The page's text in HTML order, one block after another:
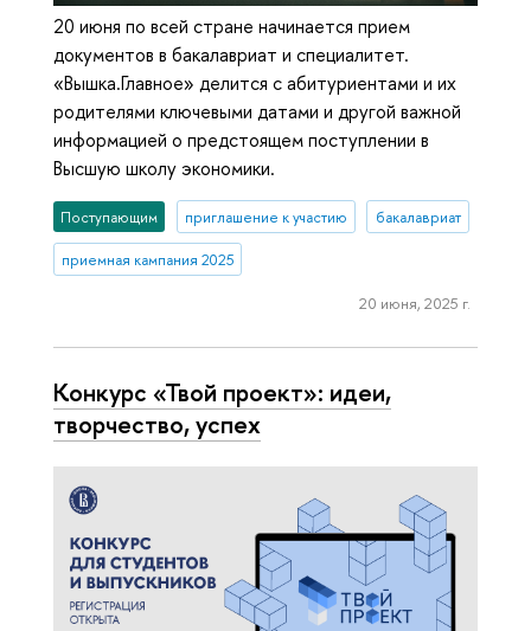
20 июня по всей стране начинается прием
документов в бакалавриат и специалитет.
«Вышка.Главное» делится с абитуриентами и их
родителями ключевыми датами и другой важной
информацией о предстоящем поступлении в
Высшую школу экономики.
Поступающим приглашение к участию бакалавриат
приемная кампания 2025
20 июня, 2025 г.
Конкурс «Твой проект»: идеи,
творчество, успех